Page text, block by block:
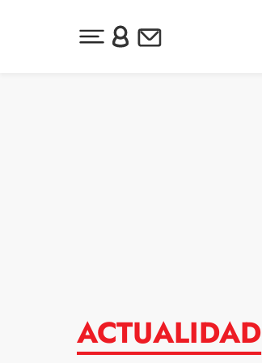
Desplegar menú principal
Inicia sesión o regístrate
Newsletter
ACTUALIDAD